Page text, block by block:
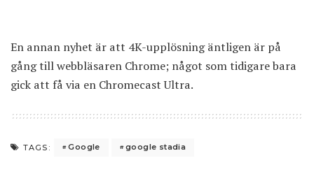
En annan nyhet är att 4K-upplösning äntligen är på
gång till webbläsaren Chrome; något som tidigare bara
gick att få via en Chromecast Ultra.
TAGS: Google google stadia